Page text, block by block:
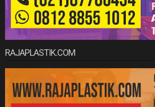
RAJAPLASTIK.COM